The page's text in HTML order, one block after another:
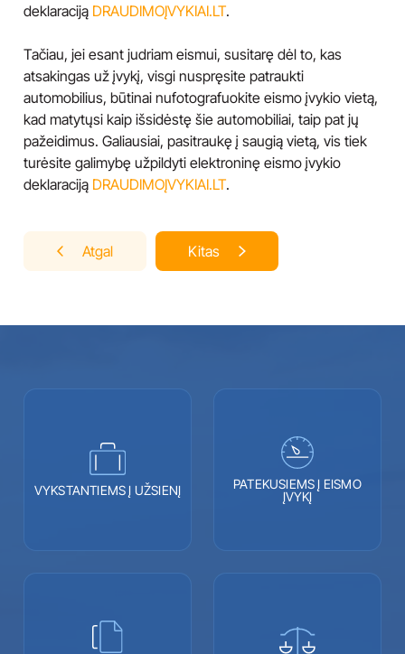
deklaraciją DRAUDIMOĮVYKIAI.LT.
Tačiau, jei esant judriam eismui, susitarę dėl to, kas
atsakingas už įvykį, visgi nuspręsite patraukti
automobilius, būtinai nufotografuokite eismo įvykio vietą,
kad matytųsi kaip išsidėstę šie automobiliai, taip pat jų
pažeidimus. Galiausiai, pasitraukę į saugią vietą, vis tiek
turėsite galimybę užpildyti elektroninę eismo įvykio
deklaraciją DRAUDIMOĮVYKIAI.LT.
Navigacija
Kitas
Atgal
VYKSTANTIEMS Į UŽSIENĮ
PATEKUSIEMS Į EISMO
ĮVYKĮ